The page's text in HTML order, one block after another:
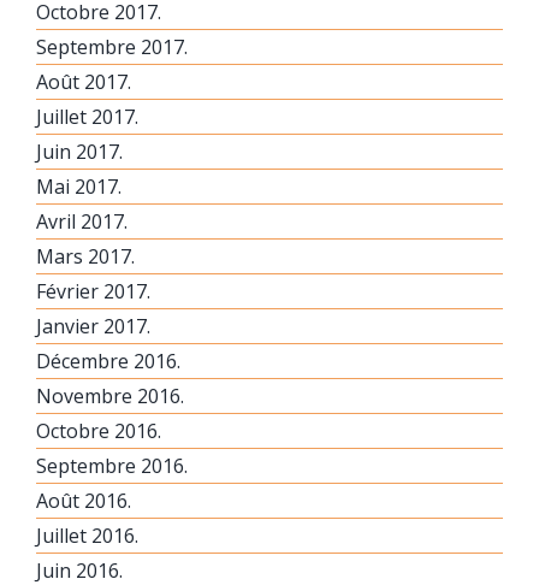
Octobre 2017.
Septembre 2017.
Août 2017.
Juillet 2017.
Juin 2017.
Mai 2017.
Avril 2017.
Mars 2017.
Février 2017.
Janvier 2017.
Décembre 2016.
Novembre 2016.
Octobre 2016.
Septembre 2016.
Août 2016.
Juillet 2016.
Juin 2016.